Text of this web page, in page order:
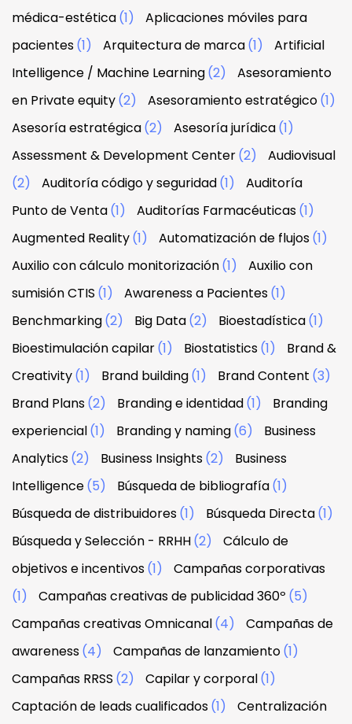
médica-estética(1)
Aplicaciones móviles para
pacientes(1) Arquitectura de marca(1)
Artificial
Intelligence / Machine Learning(2)
Asesoramiento
en Private equity(2) Asesoramiento estratégico(1)
Asesoría estratégica(2) Asesoría jurídica(1)
Assessment & Development Center(2)
Audiovisual
(2)
Auditoría código y seguridad(1)
Auditoría
Punto de Venta(1) Auditorías Farmacéuticas(1)
Augmented Reality(1) Automatización de flujos(1)
Auxilio con cálculo monitorización(1)
Auxilio con
sumisión CTIS (1) Awareness a Pacientes(1)
Benchmarking(2) Big Data(2) Bioestadística(1)
Bioestimulación capilar(1) Biostatistics(1)
Brand &
Creativity(1) Brand building(1) Brand Content (3)
Brand Plans(2) Branding e identidad(1)
Branding
experiencial(1) Branding y naming(6)
Business
Analytics(2) Business Insights(2)
Business
Intelligence(5) Búsqueda de bibliografía(1)
Búsqueda de distribuidores(1) Búsqueda Directa(1)
Búsqueda y Selección - RRHH(2)
Cálculo de
objetivos e incentivos(1)
Campañas corporativas
(1)
Campañas creativas de publicidad 360º (5)
Campañas creativas Omnicanal(4)
Campañas de
awareness(4) Campañas de lanzamiento(1)
Campañas RRSS (2) Capilar y corporal(1)
Captación de leads cualificados(1)
Centralización